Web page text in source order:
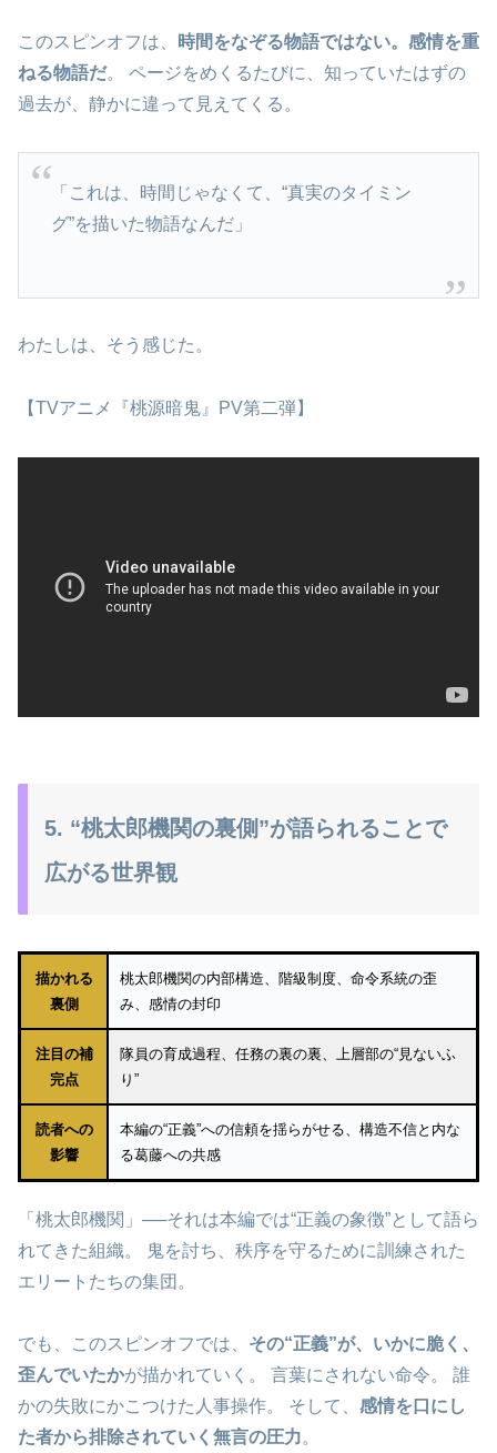
このスピンオフは、
時間をなぞる物語ではない。感情を重
ねる物語だ。 ページをめくるたびに、知っていたはずの
過去が、静かに違って見えてくる。
「これは、時間じゃなくて、“真実のタイミン
グ”を描いた物語なんだ」
わたしは、そう感じた。
【TVアニメ『桃源暗鬼』PV第二弾】
5. “桃太郎機関の裏側”が語られることで
広がる世界観
描かれる
裏側
桃太郎機関の内部構造、階級制度、命令系統の歪
み、感情の封印
注目の補
完点
隊員の育成過程、任務の裏の裏、上層部の“見ないふ
り”
読者への
影響
本編の“正義”への信頼を揺らがせる、構造不信と内な
る葛藤への共感
「桃太郎機関」──それは本編では“正義の象徴”として語ら
れてきた組織。 鬼を討ち、秩序を守るために訓練された
エリートたちの集団。
でも、このスピンオフでは、 その“正義”が、いかに脆く、
歪んでいたかが描かれていく。 言葉にされない命令。 誰
かの失敗にかこつけた人事操作。 そして、 感情を口にし
た者から排除されていく無言の圧力。